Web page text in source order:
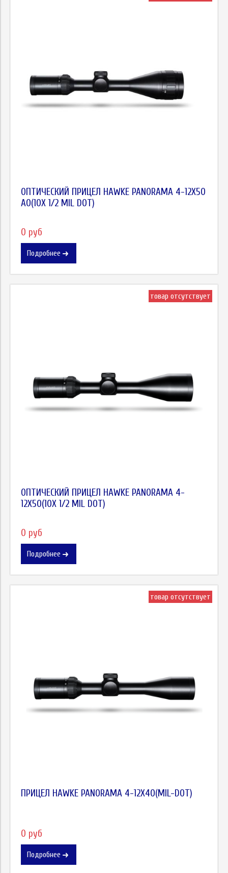
ОПТИЧЕСКИЙ ПРИЦЕЛ HAWKE PANORAMA 4-12X50
AO(10Х 1/2 MIL DOT)
0 руб
Подробнее
товар отсутствует
ОПТИЧЕСКИЙ ПРИЦЕЛ HAWKE PANORAMA 4-
12X50(10Х 1/2 MIL DOT)
0 руб
Подробнее
товар отсутствует
ПРИЦЕЛ HAWKE PANORAMA 4-12X40(MIL-DOT)
0 руб
Подробнее